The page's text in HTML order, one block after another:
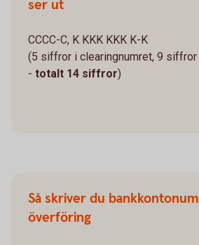
ser ut
CCCC-C, K KKK KKK K-K
(5 siffror i clearingnumret, 9
- totalt 14 siffror)
Så skriver du
överföring